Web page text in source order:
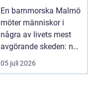
till med genom
livets olika faser
En barnmorska Malmö
möter människor i
några av livets mest
avgörande skeden: när
en graviditet plane...
05 juli 2026